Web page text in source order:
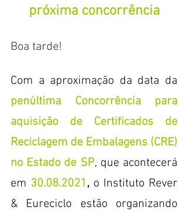
próxima concorrência
Boa tarde!
penúltima Concorrência para
aquisição de Certificados de
Reciclagem de Embalagens (CRE)
no Estado de SP, que acontecerá
em 30.08.2021 , o Instituto Rever
& Eureciclo estão organizando